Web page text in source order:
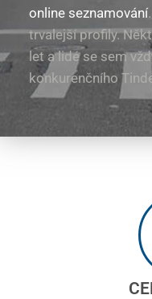
online seznamování
trvalejší profily.
let a lidé se sem
konkurenčního